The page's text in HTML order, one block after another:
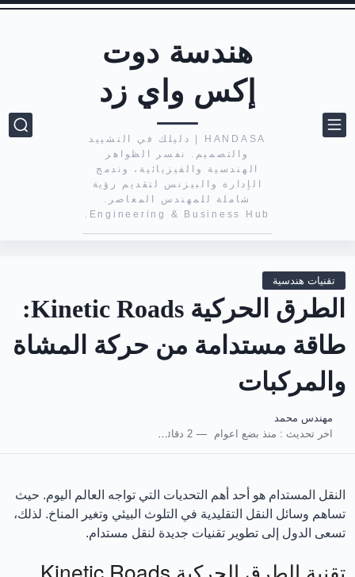
هندسة دوت
إكس واي زد
HANDASA | دليلك في التشييد
والتصميم. نفسر الظواهر
الهندسية والفيزيائية، وندمج
الإدارة والبيزنس لتقديم رؤية
شاملة للمهندس المعاصر.
Engineering & Business Hub.
تقنيات هندسية
الطرق الحركية Kinetic Roads:
طاقة مستدامة من حركة المشاة
والمركبات
مهندس محمد
اخر تحديث : منذ بضع اعوام 2 دقائق للقراءة
النقل المستدام هو أحد أهم التحديات التي تواجه العالم اليوم. حيث
تساهم وسائل النقل التقليدية في التلوث البيئي وتغير المناخ. لذلك،
تسعى الدول إلى تطوير تقنيات جديدة لنقل مستدام.
تقنية الطرق الحركية Kinetic Roads